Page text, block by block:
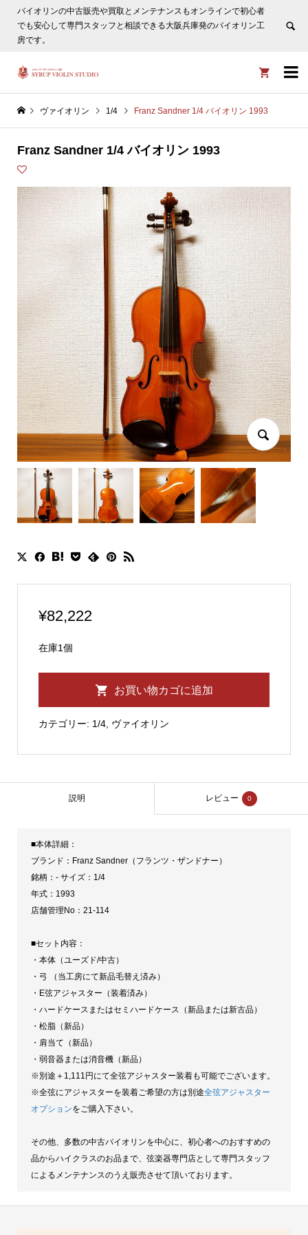
バイオリンの中古販売や買取とメンテナンスもオンラインで初心者
でも安心して専門スタッフと相談できる大阪兵庫発のバイオリン工
房です。


ヴァイオリン 1/4 Franz Sandner 1/4 バイオリン 1993
Franz Sandner 1/4 バイオリン 1993
¥82,222
在庫1個
1/4
個
お買い物カゴに追加
カテゴリー: 1/4, ヴァイオリン
説明 レビュー 0
■本体詳細：
ブランド：Franz Sandner（フランツ・ザンドナー）
銘柄：- サイズ：1/4
年式：1993
店舗管理No：21-114
■セット内容：
・本体（ユーズド/中古）
・弓 （当工房にて新品毛替え済み）
・E弦アジャスター（装着済み）
・ハードケースまたはセミハードケース（新品または新古品）
・松脂（新品）
・肩当て（新品）
・弱音器または消音機（新品）
※別途＋1,111円にて全弦アジャスター装着も可能でございます。
※全弦にアジャスターを装着ご希望の方は別途全弦アジャスター
オプションをご購入下さい。
その他、多数の中古バイオリンを中心に、初心者へのおすすめの
品からハイクラスのお品まで、弦楽器専門店として専門スタッフ
によるメンテナンスのうえ販売させて頂いております。
ヴァイオリン選びについてタサカ工房長にLINE相談も頂けま
す。非表示